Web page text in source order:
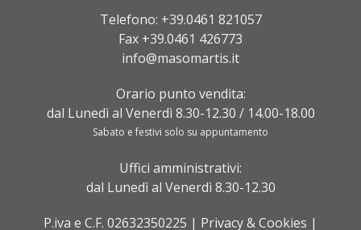
Telefono: +39.0461 821057
Fax +39.0461 426773
info@masomartis.it
Orario punto vendita:
dal Lunedì al Venerdì 8.30-12.30 / 14.00-18.00
Sabato e festivi solo su appuntamento
Uffici amministrativi:
dal Lunedì al Venerdì 8.30-12.30
P.iva e C.F. 02632350225 | Privacy & Cookies |